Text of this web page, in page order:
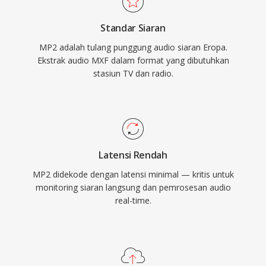
penting. Tiga keunggulan menjaga MP2 tetap
relevan beberapa dekade setelah standardisasi:
degradasi yang anggun di bawah kesalahan
transmisi yang vital untuk sinyal over-the-air,
broadcast Eropa dan Asia.
Standar Siaran
MP2 adalah tulang punggung audio siaran Eropa.
Ekstrak audio MXF dalam format yang dibutuhkan
stasiun TV dan radio.
Latensi Rendah
MP2 didekode dengan latensi minimal — kritis untuk
monitoring siaran langsung dan pemrosesan audio
real-time.